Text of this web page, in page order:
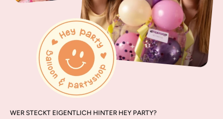
WER STECKT EIGENTLICH HINTER HEY PARTY?